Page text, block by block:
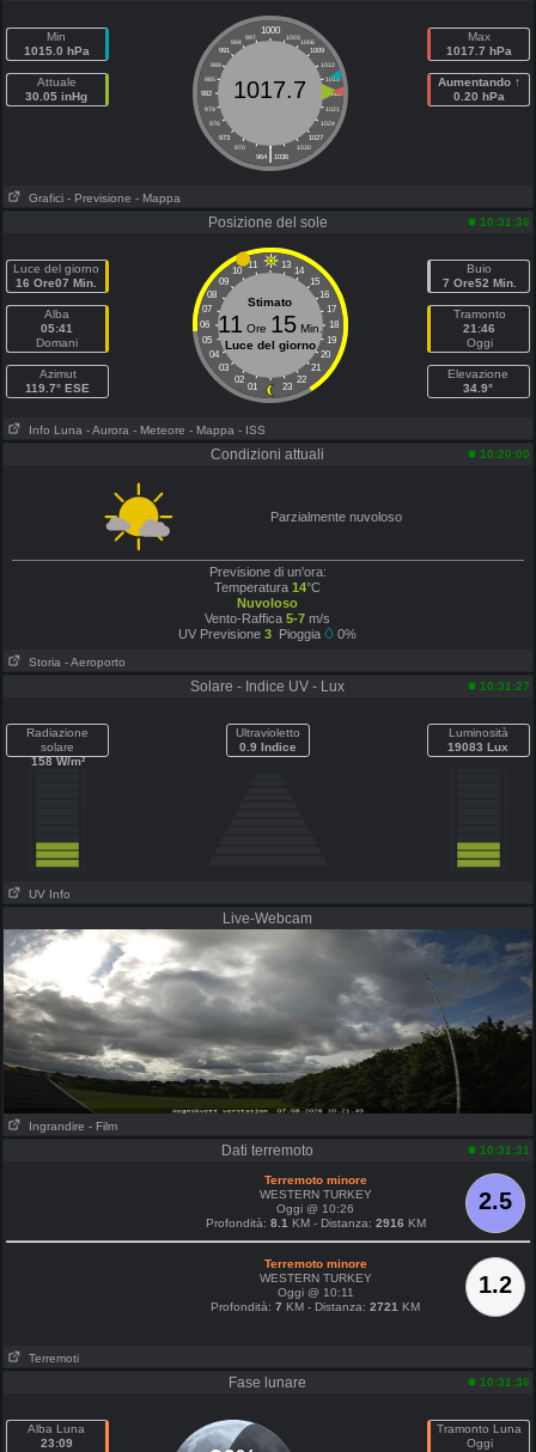
Min
1015.0 hPa
Attuale
30.05 inHg
1000
997 1003
994
1006
991
1009
988
1012
985
1015
982
1018
979
1021
976
1024
973
1027
970
1030
|
964 1036
1017.7
Max
1017.7 hPa
Aumentando ↑
0.20 hPa
Grafici - Previsione - Mappa
Posizione del sole 10:31:36
Luce del giorno
16 Ore07 Min.
Alba
05:41
Domani
Azimut
119.7° ESE
11 13
10
14
09
15
08
16
07
17
06
18
05
19
04
20
03
21
02
22
01 23
Stimato
11 Ore 15Min.
Luce del giorno
Buio
7 Ore52 Min.
Tramonto
21:46
Oggi
Elevazione
34.9°
Info Luna - Aurora - Meteore - Mappa - ISS
Condizioni attuali 10:20:00
Parzialmente nuvoloso
Previsione di un'ora:
Temperatura14°C
Nuvoloso
Vento-Raffica 5-7 m/s
UV Previsione3 Pioggia 0%
Storia - Aeroporto
Solare - Indice UV - Lux 10:31:27
Radiazione
solare
158 W/m²
Ultravioletto
0.9 Indice
Luminosità
19083 Lux
UV Info
Live-Webcam
Ingrandire - Film
Dati terremoto 10:31:31
2.5
Terremoto minore
WESTERN TURKEY
Oggi @ 10:26
Profondità: 8.1 KM - Distanza: 2916 KM
1.2
Terremoto minore
WESTERN TURKEY
Oggi @ 10:11
Profondità:7 KM - Distanza:2721 KM
Terremoti
Fase lunare 10:31:36
Alba Luna
23:09
Tramonto Luna
Oggi